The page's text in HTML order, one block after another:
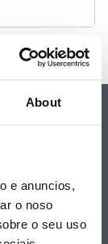
About
e anuncios,
o noso
o seu uso